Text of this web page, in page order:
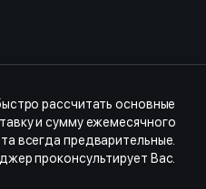
рассчитать основные
и сумму ежемесячного
всегда предварительные.
проконсультирует Вас.